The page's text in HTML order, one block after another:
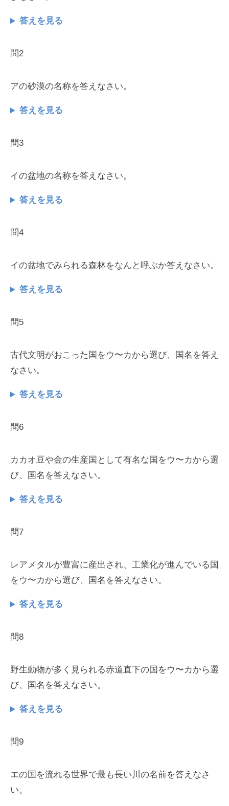
答えを見る
問2
アの砂漠の名称を答えなさい。
答えを見る
問3
イの盆地の名称を答えなさい。
答えを見る
問4
イの盆地でみられる森林をなんと呼ぶか答えなさい。
答えを見る
問5
古代文明がおこった国をウ〜カから選び、国名を答え
なさい。
答えを見る
問6
カカオ豆や金の生産国として有名な国をウ〜カから選
び、国名を答えなさい。
答えを見る
問7
レアメタルが豊富に産出され、工業化が進んでいる国
をウ〜カから選び、国名を答えなさい。
答えを見る
問8
野生動物が多く見られる赤道直下の国をウ〜カから選
び、国名を答えなさい。
答えを見る
問9
エの国を流れる世界で最も長い川の名前を答えなさ
い。